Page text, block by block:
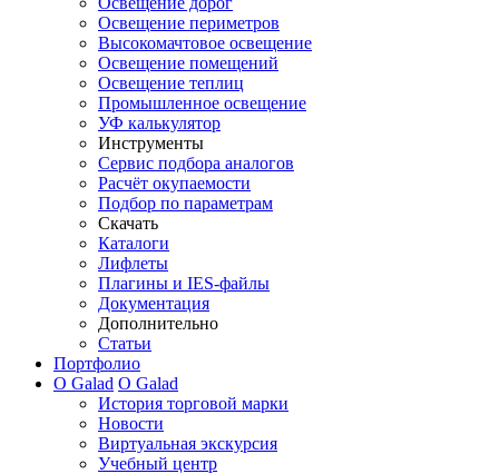
Освещение периметров
Высокомачтовое освещение
Освещение помещений
Освещение теплиц
Промышленное освещение
УФ калькулятор
Инструменты
Сервис подбора аналогов
Расчёт окупаемости
Подбор по параметрам
Скачать
Каталоги
Лифлеты
Плагины и IES-файлы
Документация
Дополнительно
Статьи
Портфолио
О Galad О Galad
История торговой марки
Новости
Виртуальная экскурсия
Учебный центр